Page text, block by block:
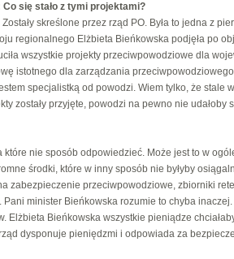
Co się stało z tymi projektami?
Zostały skreślone przez rząd PO. Była to jedna z
regionalnego Elżbieta Bieńkowska podjęła po
wszystkie projekty przeciwpowodziowe dla
istotnego dla zarządzania
specjalistką od powodzi. Wiem tylko, że stale
zostały przyjęte, powodzi na pewno nie udałoby
nie sposób odpowiedzieć. Może jest to w
środki, które w inny sposób nie byłyby
zabezpieczenie przeciwpowodziowe, zbiorniki
minister Bieńkowska rozumie to chyba
Elżbieta Bieńkowska wszystkie pieniądze
dysponuje pieniędzmi i odpowiada za